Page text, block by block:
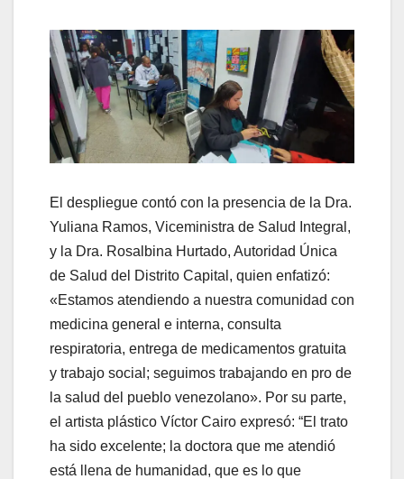
El despliegue contó con la presencia de la Dra.
Yuliana Ramos, Viceministra de Salud Integral,
y la Dra. Rosalbina Hurtado, Autoridad Única
de Salud del Distrito Capital, quien enfatizó:
«Estamos atendiendo a nuestra comunidad con
medicina general e interna, consulta
respiratoria, entrega de medicamentos gratuita
y trabajo social; seguimos trabajando en pro de
la salud del pueblo venezolano». Por su parte,
el artista plástico Víctor Cairo expresó: “El trato
ha sido excelente; la doctora que me atendió
está llena de humanidad, que es lo que